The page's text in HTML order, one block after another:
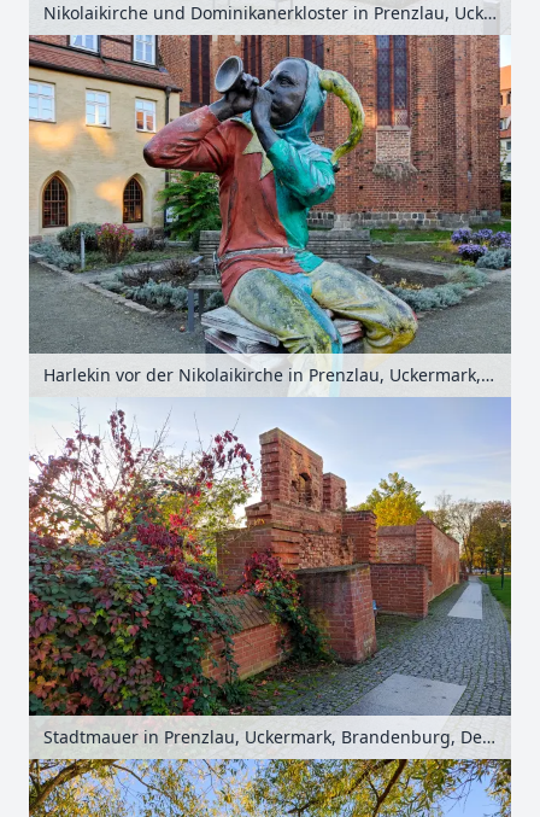
Nikolaikirche und Dominikanerkloster in Prenzlau, Uckermark, Brandenburg, Deutschland
Harlekin vor der Nikolaikirche in Prenzlau, Uckermark, Brandenburg, Deutschland
Stadtmauer in Prenzlau, Uckermark, Brandenburg, Deutschland